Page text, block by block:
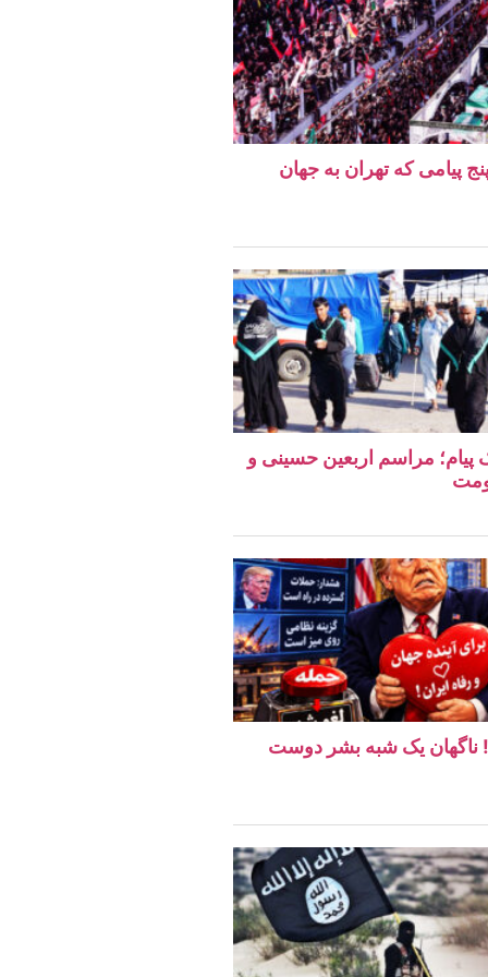
پیامی که تهران به جهان
پیام؛ مراسم اربعین حسینی و
ناگهان یک شبه بشر دوست